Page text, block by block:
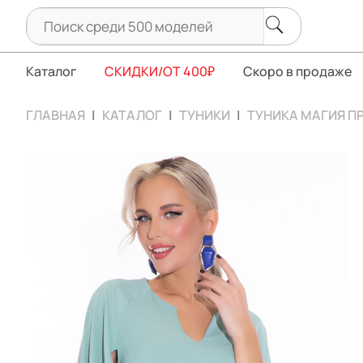
Каталог СКИДКИ/ОТ 400₽ Скоро в продаже
ГЛАВНАЯ КАТАЛОГ ТУНИКИ ТУНИКА МАГИЯ